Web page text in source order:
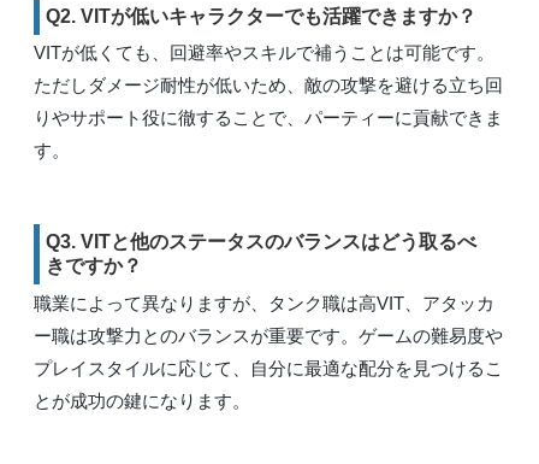
Q2. VITが低いキャラクターでも活躍できますか？
VITが低くても、回避率やスキルで補うことは可能です。
ただしダメージ耐性が低いため、敵の攻撃を避ける立ち回
りやサポート役に徹することで、パーティーに貢献できま
す。
Q3. VITと他のステータスのバランスはどう取るべ
きですか？
職業によって異なりますが、タンク職は高VIT、アタッカ
ー職は攻撃力とのバランスが重要です。ゲームの難易度や
プレイスタイルに応じて、自分に最適な配分を見つけるこ
とが成功の鍵になります。